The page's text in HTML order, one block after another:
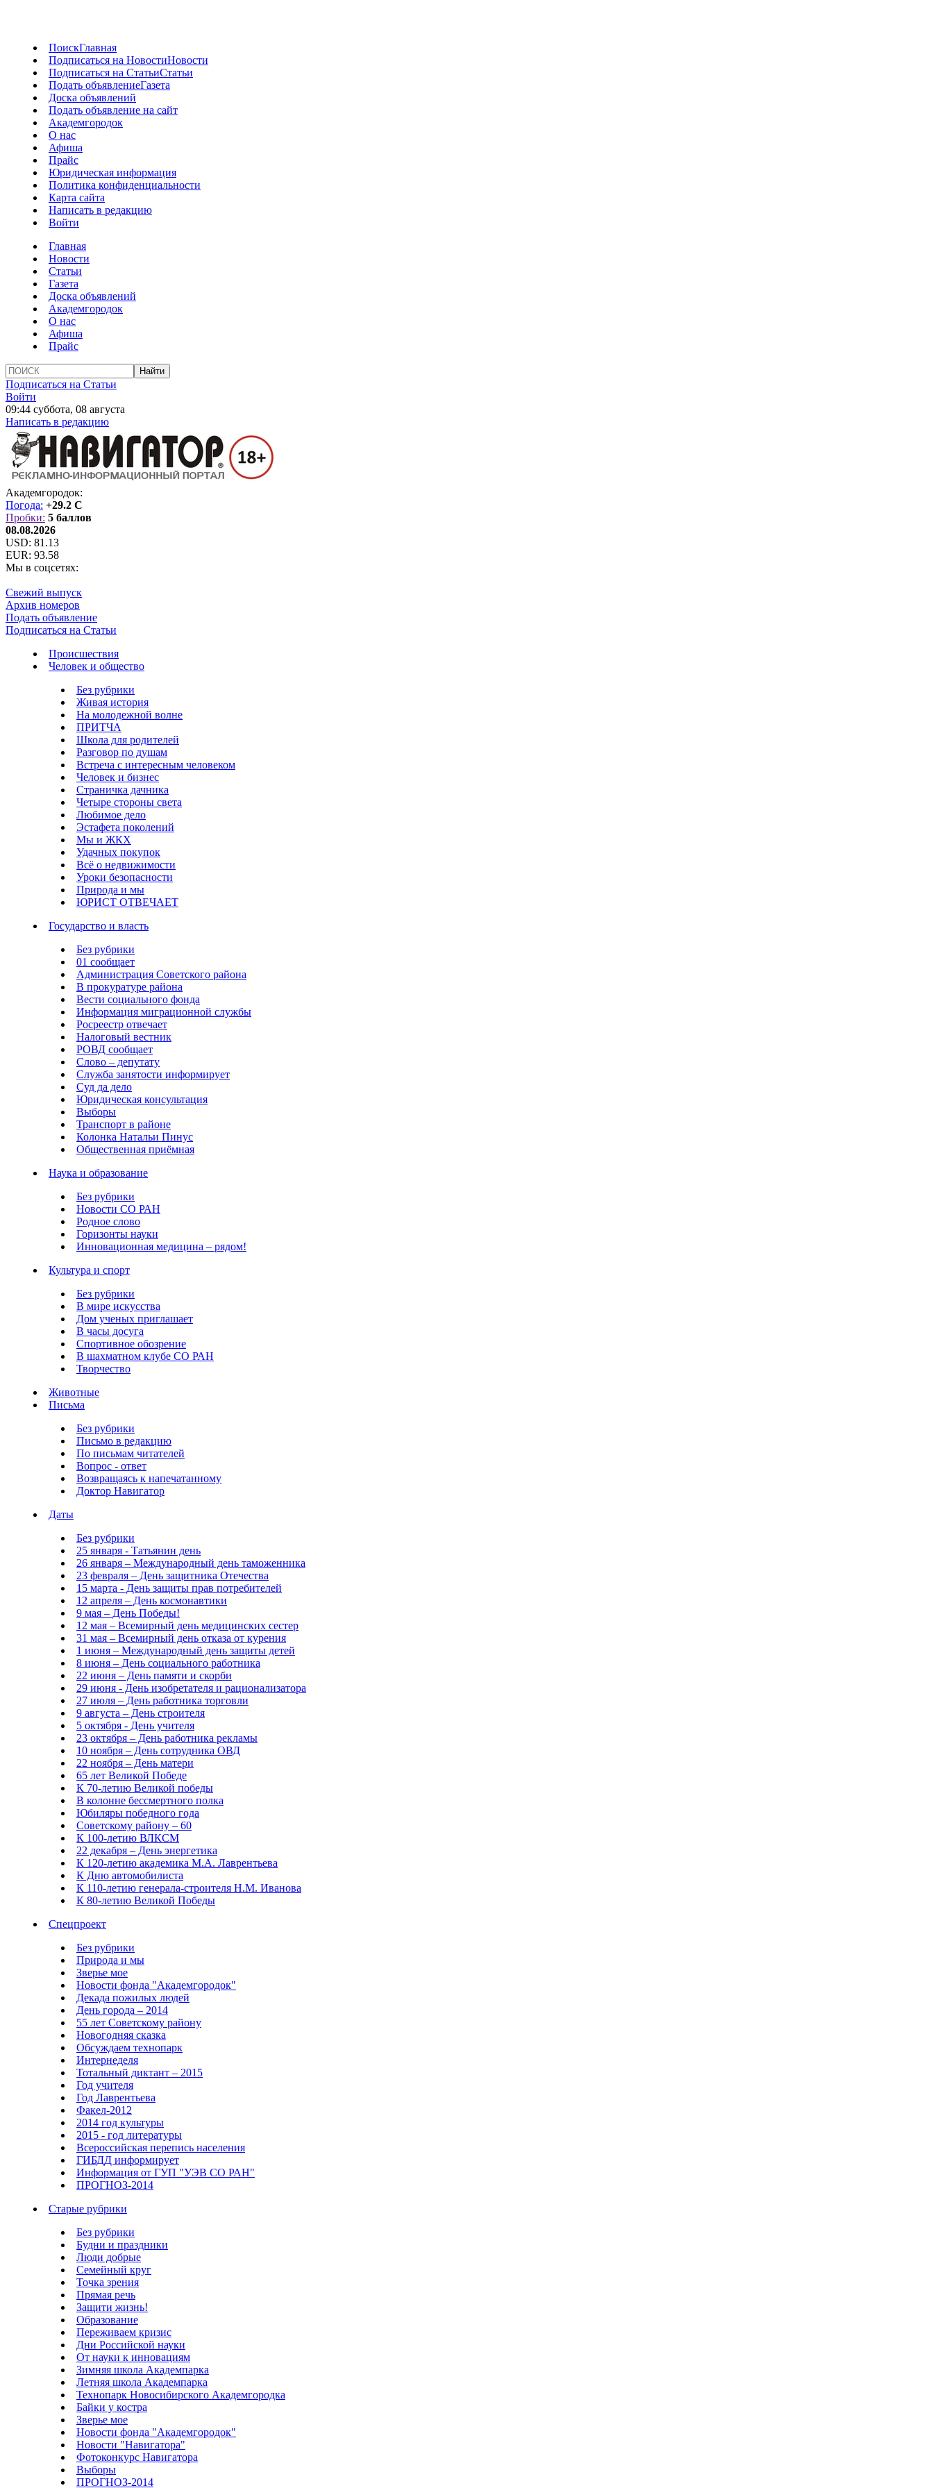
ПоискГлавная
Подписаться на НовостиНовости
Подписаться на СтатьиСтатьи
Подать объявлениеГазета
Доска объявлений
Подать объявление на сайт
Академгородок
О нас
Афиша
Прайс
Юридическая информация
Политика конфиденциальности
Карта сайта
Написать в редакцию
Войти
Главная
Новости
Статьи
Газета
Доска объявлений
Академгородок
О нас
Афиша
Прайс
Подписаться на Статьи
Войти
09:44 суббота, 08 августа
Написать в редакцию
Академгородок:
Погода: +29.2 C
Пробки: 5 баллов
08.08.2026
USD: 81.13
EUR: 93.58
Мы в соцсетях:
Свежий выпуск
Архив номеров
Подать объявление
Подписаться на Статьи
Происшествия
Человек и общество
Без рубрики
Живая история
На молодежной волне
ПРИТЧА
Школа для родителей
Разговор по душам
Встреча с интересным человеком
Человек и бизнес
Страничка дачника
Четыре стороны света
Любимое дело
Эстафета поколений
Мы и ЖКХ
Удачных покупок
Всё о недвижимости
Уроки безопасности
Природа и мы
ЮРИСТ ОТВЕЧАЕТ
Государство и власть
Без рубрики
01 сообщает
Администрация Советского района
В прокуратуре района
Вести социального фонда
Информация миграционной службы
Росреестр отвечает
Налоговый вестник
РОВД сообщает
Слово – депутату
Служба занятости информирует
Суд да дело
Юридическая консультация
Выборы
Транспорт в районе
Колонка Натальи Пинус
Общественная приёмная
Наука и образование
Без рубрики
Новости СО РАН
Родное слово
Горизонты науки
Инновационная медицина – рядом!
Культура и спорт
Без рубрики
В мире искусства
Дом ученых приглашает
В часы досуга
Спортивное обозрение
В шахматном клубе СО РАН
Творчество
Животные
Письма
Без рубрики
Письмо в редакцию
По письмам читателей
Вопрос - ответ
Возвращаясь к напечатанному
Доктор Навигатор
Даты
Без рубрики
25 января - Татьянин день
26 января – Международный день таможенника
23 февраля – День защитника Отечества
15 марта - День защиты прав потребителей
12 апреля – День космонавтики
9 мая – День Победы!
12 мая – Всемирный день медицинских сестер
31 мая – Всемирный день отказа от курения
1 июня – Международный день защиты детей
8 июня – День социального работника
22 июня – День памяти и скорби
29 июня - День изобретателя и рационализатора
27 июля – День работника торговли
9 августа – День строителя
5 октября - День учителя
23 октября – День работника рекламы
10 ноября – День сотрудника ОВД
22 ноября – День матери
65 лет Великой Победе
К 70-летию Великой победы
В колонне бессмертного полка
Юбиляры победного года
Советскому району – 60
К 100-летию ВЛКСМ
22 декабря – День энергетика
К 120-летию академика М.А. Лаврентьева
К Дню автомобилиста
К 110-летию генерала-строителя Н.М. Иванова
К 80-летию Великой Победы
Спецпроект
Без рубрики
Природа и мы
Зверье мое
Новости фонда "Академгородок"
Декада пожилых людей
День города – 2014
55 лет Советскому району
Новогодняя сказка
Обсуждаем технопарк
Интернеделя
Тотальный диктант – 2015
Год учителя
Год Лаврентьева
Факел-2012
2014 год культуры
2015 - год литературы
Всероссийская перепись населения
ГИБДД информирует
Информация от ГУП "УЭВ СО РАН"
ПРОГНОЗ-2014
Старые рубрики
Без рубрики
Будни и праздники
Люди добрые
Семейный круг
Точка зрения
Прямая речь
Защити жизнь!
Образование
Переживаем кризис
Дни Российской науки
От науки к инновациям
Зимняя школа Академпарка
Летняя школа Академпарка
Технопарк Новосибирского Академгородка
Байки у костра
Зверье мое
Новости фонда "Академгородок"
Новости "Навигатора"
Фотоконкурс Навигатора
Выборы
ПРОГНОЗ-2014